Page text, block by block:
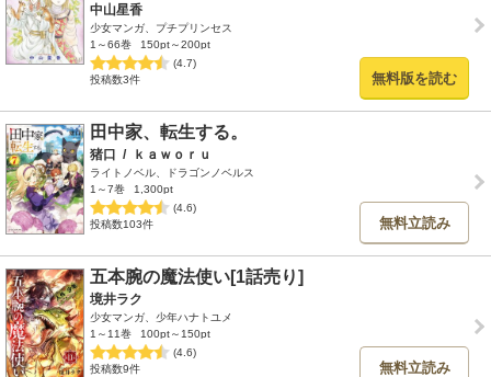
中山星香
少女マンガ、プチプリンセス
1～66巻
150pt～200pt
(4.7)
投稿数3件
無料版を読む
田中家、転生する。
猪口 / ｋａｗｏｒｕ
ライトノベル、ドラゴンノベルス
1～7巻
1,300pt
(4.6)
投稿数103件
無料立読み
五本腕の魔法使い[1話売り]
境井ラク
少女マンガ、少年ハナトユメ
1～11巻
100pt～150pt
(4.6)
投稿数9件
無料立読み